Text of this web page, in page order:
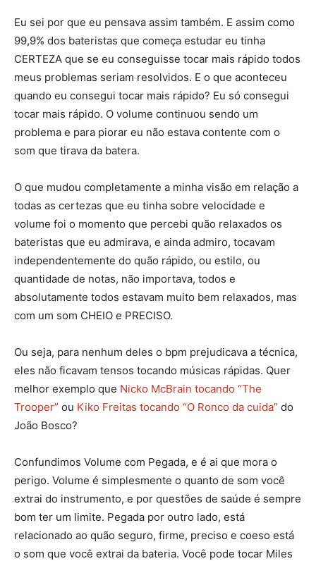
Eu sei por que eu pensava assim também. E assim como
99,9% dos bateristas que começa estudar eu tinha
CERTEZA que se eu conseguisse tocar mais rápido todos
meus problemas seriam resolvidos. E o que aconteceu
quando eu consegui tocar mais rápido? Eu só consegui
tocar mais rápido. O volume continuou sendo um
problema e para piorar eu não estava contente com o
som que tirava da batera.
O que mudou completamente a minha visão em relação a
todas as certezas que eu tinha sobre velocidade e
volume foi o momento que percebi quão relaxados os
bateristas que eu admirava, e ainda admiro, tocavam
independentemente do quão rápido, ou estilo, ou
quantidade de notas, não importava, todos e
absolutamente todos estavam muito bem relaxados, mas
com um som CHEIO e PRECISO.
Ou seja, para nenhum deles o bpm prejudicava a técnica,
eles não ficavam tensos tocando músicas rápidas. Quer
melhor exemplo que Nicko McBrain tocando “The
Trooper” ou Kiko Freitas tocando “O Ronco da cuida” do
João Bosco?
Confundimos Volume com Pegada, e é ai que mora o
perigo. Volume é simplesmente o quanto de som você
extrai do instrumento, e por questões de saúde é sempre
bom ter um limite. Pegada por outro lado, está
relacionado ao quão seguro, firme, preciso e coeso está
o som que você extrai da bateria. Você pode tocar Miles